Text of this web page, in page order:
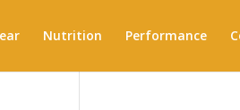
Nutrition Performance